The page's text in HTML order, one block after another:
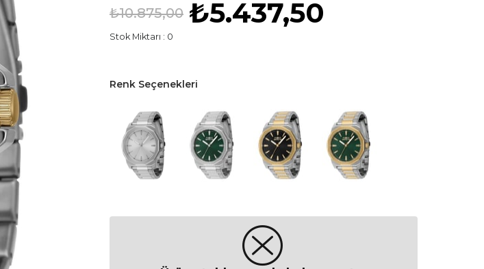
₺10.875,00 ₺5.437,50
Stok Miktarı : 0
Renk Seçenekleri